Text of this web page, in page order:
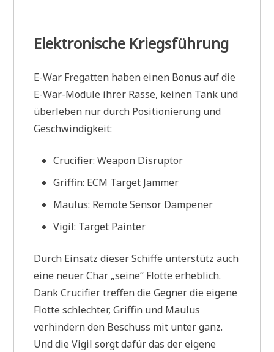
Elektronische Kriegsführung
E-War Fregatten haben einen Bonus auf die
E-War-Module ihrer Rasse, keinen Tank und
überleben nur durch Positionierung und
Geschwindigkeit:
Crucifier: Weapon Disruptor
Griffin: ECM Target Jammer
Maulus: Remote Sensor Dampener
Vigil: Target Painter
Durch Einsatz dieser Schiffe unterstütz auch
eine neuer Char „seine“ Flotte erheblich.
Dank Crucifier treffen die Gegner die eigene
Flotte schlechter, Griffin und Maulus
verhindern den Beschuss mit unter ganz.
Und die Vigil sorgt dafür das der eigene